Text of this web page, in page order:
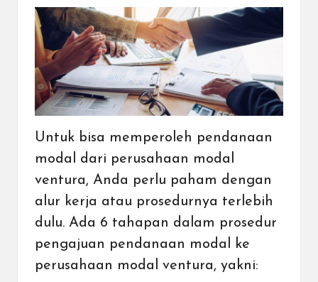
Untuk bisa memperoleh pendanaan
modal dari perusahaan modal
ventura, Anda perlu paham dengan
alur kerja atau prosedurnya terlebih
dulu. Ada 6 tahapan dalam prosedur
pengajuan pendanaan modal ke
perusahaan modal ventura, yakni: